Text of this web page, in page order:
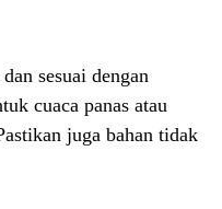
sesuai dengan
cuaca panas atau
juga bahan tidak